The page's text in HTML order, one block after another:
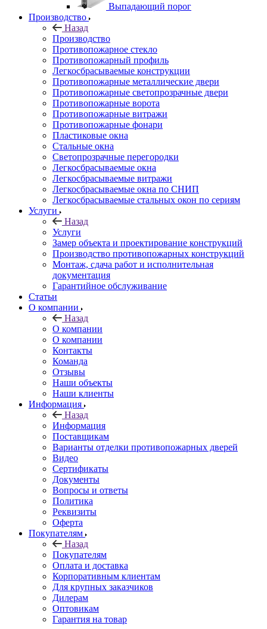
Выпадающий порог
Производство
Назад
Производство
Противопожарное стекло
Противопожарный профиль
Легкосбрасываемые конструкции
Противопожарные металлические двери
Противопожарные светопрозрачные двери
Противопожарные ворота
Противопожарные витражи
Противопожарные фонари
Пластиковые окна
Стальные окна
Светопрозрачные перегородки
Легкосбрасываемые окна
Легкосбрасываемые витражи
Легкосбрасываемые окна по СНИП
Легкосбрасываемые стальных окон по сериям
Услуги
Назад
Услуги
Замер объекта и проектирование конструкций
Производство противопожарных конструкций
Монтаж, сдача работ и исполнительная
документация
Гарантийное обслуживание
Статьи
О компании
Назад
О компании
О компании
Контакты
Команда
Отзывы
Наши объекты
Наши клиенты
Информация
Назад
Информация
Поставщикам
Варианты отделки противопожарных дверей
Видео
Сертификаты
Документы
Вопросы и ответы
Политика
Реквизиты
Оферта
Покупателям
Назад
Покупателям
Оплата и доставка
Корпоративным клиентам
Для крупных заказчиков
Дилерам
Оптовикам
Гарантия на товар